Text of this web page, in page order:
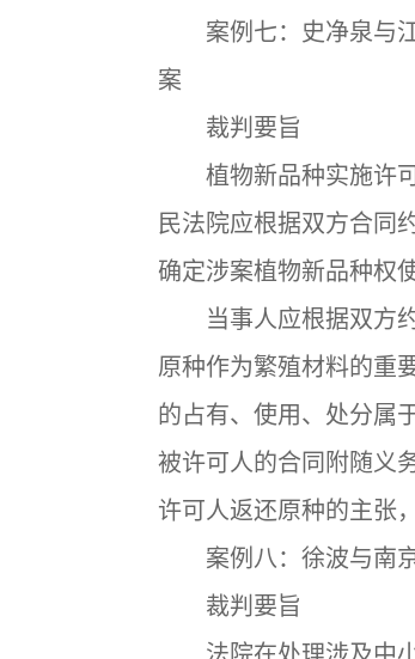
案例七：史净泉与江
案
裁判要旨
植物新品种实施许可
民法院应根据双方合同
确定涉案植物新品种权
当事人应根据双方约
原种作为繁殖材料的重
的占有、使用、处分属
被许可人的合同附随义
许可人返还原种的主张
案例八：徐波与南京
裁判要旨